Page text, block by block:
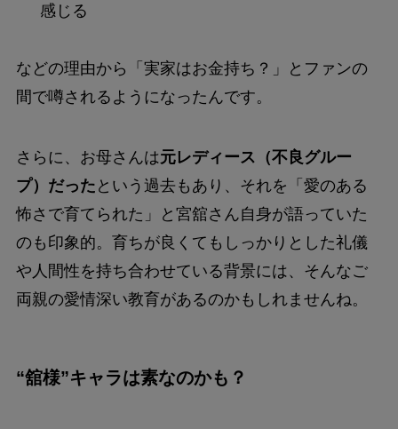
感じる
などの理由から「実家はお金持ち？」とファンの
間で噂されるようになったんです。
さらに、お母さんは元レディース（不良グルー
プ）だった という過去もあり、それを「愛のある
怖さで育てられた」と宮舘さん自身が語っていた
のも印象的。育ちが良くてもしっかりとした礼儀
や人間性を持ち合わせている背景には、そんなご
両親の愛情深い教育があるのかもしれませんね。
“舘様”キャラは素なのかも？